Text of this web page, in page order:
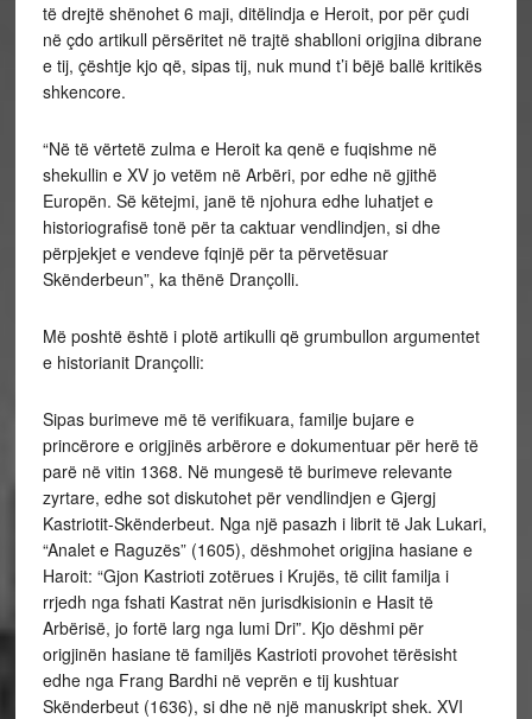
të drejtë shënohet 6 maji, ditëlindja e Heroit, por për çudi
në çdo artikull përsëritet në trajtë shablloni origjina dibrane
e tij, çështje kjo që, sipas tij, nuk mund t’i bëjë ballë kritikës
shkencore.
“Në të vërtetë zulma e Heroit ka qenë e fuqishme në
shekullin e XV jo vetëm në Arbëri, por edhe në gjithë
Europën. Së këtejmi, janë të njohura edhe luhatjet e
historiografisë tonë për ta caktuar vendlindjen, si dhe
përpjekjet e vendeve fqinjë për ta përvetësuar
Skënderbeun”, ka thënë Drançolli.
Më poshtë është i plotë artikulli që grumbullon argumentet
e historianit Drançolli:
Sipas burimeve më të verifikuara, familje bujare e
princërore e origjinës arbërore e dokumentuar për herë të
parë në vitin 1368. Në mungesë të burimeve relevante
zyrtare, edhe sot diskutohet për vendlindjen e Gjergj
Kastriotit-Skënderbeut. Nga një pasazh i librit të Jak Lukari,
“Analet e Raguzës” (1605), dëshmohet origjina hasiane e
Haroit: “Gjon Kastrioti zotërues i Krujës, të cilit familja i
rrjedh nga fshati Kastrat nën jurisdkisionin e Hasit të
Arbërisë, jo fortë larg nga lumi Dri”. Kjo dëshmi për
origjinën hasiane të familjës Kastrioti provohet tërësisht
edhe nga Frang Bardhi në veprën e tij kushtuar
Skënderbeut (1636), si dhe në një manuskript shek. XVI